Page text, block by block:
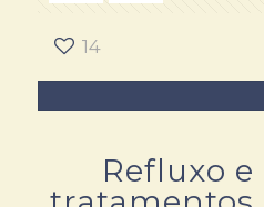
14
Refluxo